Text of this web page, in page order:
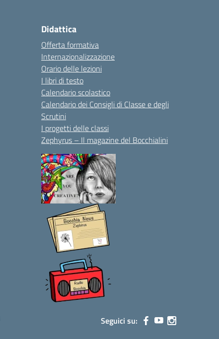
Didattica
Offerta formativa
Internazionalizzazione
Orario delle lezioni
I libri di testo
Calendario scolastico
Calendario dei Consigli di Classe e degli
Scrutini
I progetti delle classi
Zephyrus – Il magazine del Bocchialini
Seguici su: